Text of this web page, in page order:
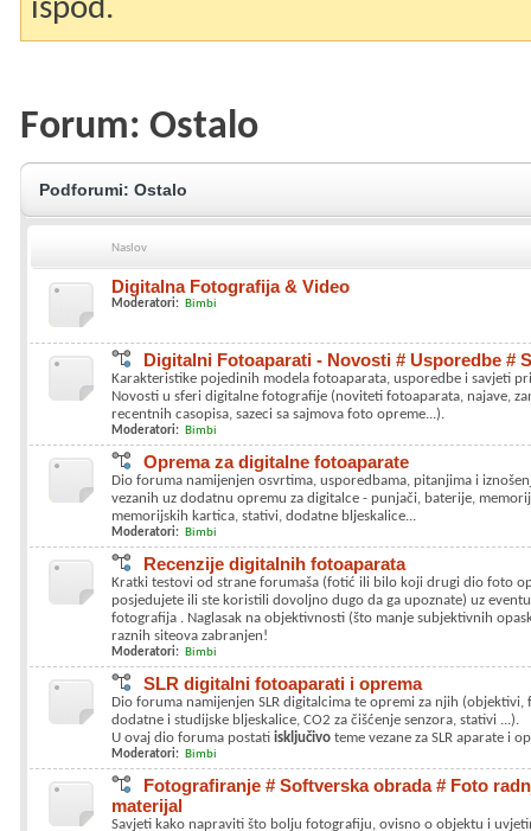
ispod.
Forum: Ostalo
Podforumi: Ostalo
Naslov
Digitalna Fotografija & Video
Moderatori: Bimbi
Digitalni Fotoaparati - Novosti # Usporedbe #
Karakteristike pojedinih modela fotoaparata, usporedbe i savjeti
Novosti u sferi digitalne fotografije (noviteti fotoaparata, najave,
recentnih casopisa, sazeci sa sajmova foto opreme...).
Moderatori: Bimbi
Oprema za digitalne fotoaparate
Dio foruma namijenjen osvrtima, usporedbama, pitanjima i
vezanih uz dodatnu opremu za digitalce - punjači, baterije,
memorijskih kartica, stativi, dodatne bljeskalice...
Moderatori: Bimbi
Recenzije digitalnih fotoaparata
Kratki testovi od strane forumaša (fotić ili bilo koji drugi dio foto
posjedujete ili ste koristili dovoljno dugo da ga upoznate) uz
fotografija . Naglasak na objektivnosti (što manje subjektivnih
raznih siteova zabranjen!
Moderatori: Bimbi
SLR digitalni fotoaparati i oprema
Dio foruma namijenjen SLR digitalcima te opremi za njih
dodatne i studijske bljeskalice, CO2 za čišćenje senzora, stativi ...).
U ovaj dio foruma postati isključivo teme vezane za SLR aparate i
Moderatori: Bimbi
Fotografiranje # Softverska obrada # Foto
materijal
Savjeti kako napraviti što bolju fotografiju, ovisno o objektu i